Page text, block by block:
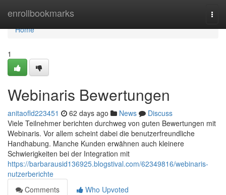
enrollbookmarks
Home
Home
1
Webinaris Bewertungen
anitaofld223451 62 days ago News
Discuss
Viele Teilnehmer berichten durchweg von guten Bewertungen mit
Webinaris. Vor allem scheint dabei die benutzerfreundliche
Handhabung. Manche Kunden erwähnen auch kleinere
Schwierigkeiten bei der Integration mit
https://barbarausid136925.blogstival.com/62349816/webinaris-
nutzerberichte
Comments
Who Upvoted